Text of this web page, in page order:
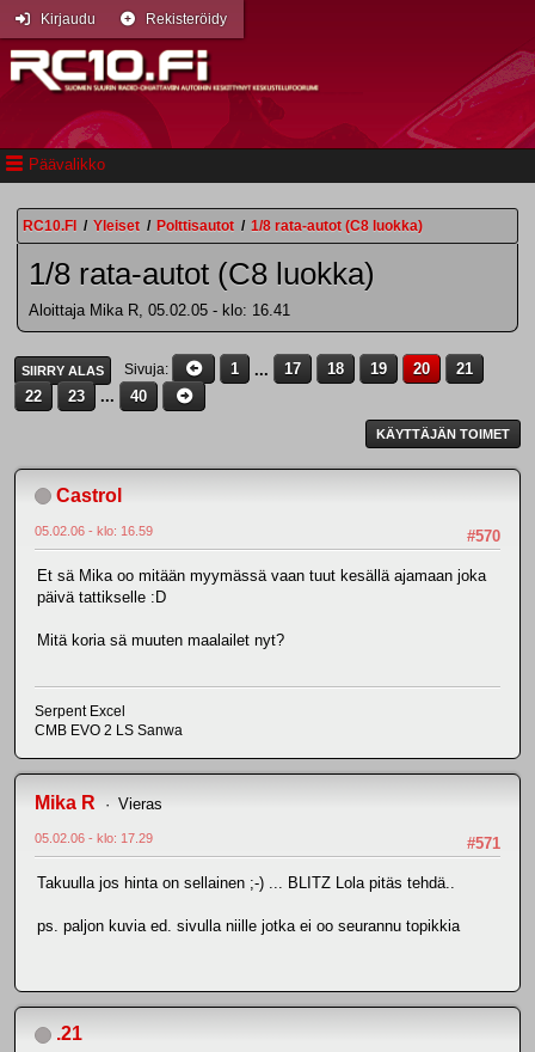
Päävalikko
Kirjaudu Rekisteröidy
RC10.FI / Yleiset / Polttisautot / 1/8 rata-autot (C8 luokka)
1/8 rata-autot (C8 luokka)
Aloittaja Mika R, 05.02.05 - klo: 16.41
SIIRRY ALAS Sivuja 1 ... 17 18 19 20
21
22
23 ... 40
KÄYTTÄJÄN TOIMET
Castrol
#570
05.02.06 - klo: 16.59
Et sä Mika oo mitään myymässä vaan tuut kesällä ajamaan joka
päivä tattikselle :D
Mitä koria sä muuten maalailet nyt?
Serpent Excel
CMB EVO 2 LS Sanwa
Mika R Vieras
#571
05.02.06 - klo: 17.29
Takuulla jos hinta on sellainen ;-) ... BLITZ Lola pitäs tehdä..
ps. paljon kuvia ed. sivulla niille jotka ei oo seurannu topikkia
.21